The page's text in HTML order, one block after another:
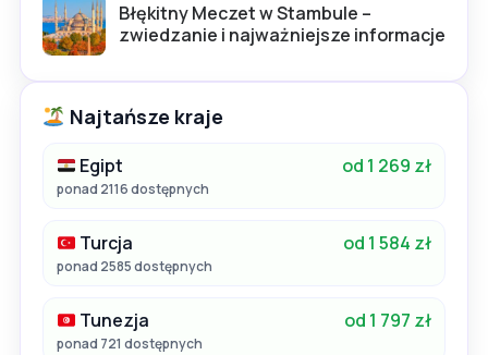
Błękitny Meczet w Stambule –
zwiedzanie i najważniejsze informacje
Najtańsze kraje
Egipt od 1 269 zł
ponad 2116 dostępnych
Turcja od 1 584 zł
ponad 2585 dostępnych
Tunezja od 1 797 zł
ponad 721 dostępnych